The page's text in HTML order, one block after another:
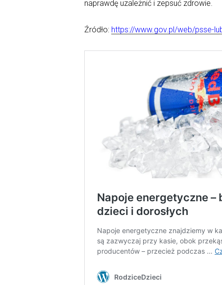
naprawdę uzależnić i zepsuć zdrowie.
Źródło: https://www.gov.pl/web/psse-